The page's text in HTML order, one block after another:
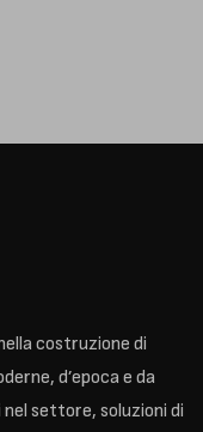
costruzione di
d’epoca e da
settore, soluzioni di